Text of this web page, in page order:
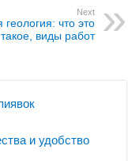
Next
что это
такое, виды работ
и удобство